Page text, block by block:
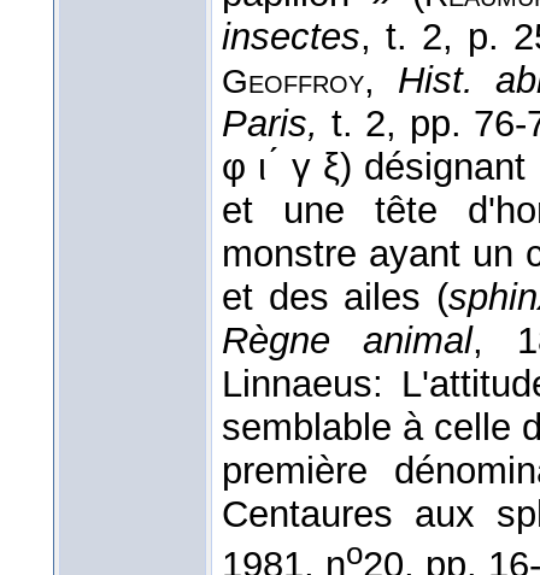
insectes, t. 2, p.
Geoffroy, Hist.
Paris, t. 2, pp.
φ ι ́ γ ξ)
et une tête
monstre ayant un
et des ailes (
Règne animal,
Linnaeus:
semblable à celle
première
Centaures aux
1981, no20, pp.